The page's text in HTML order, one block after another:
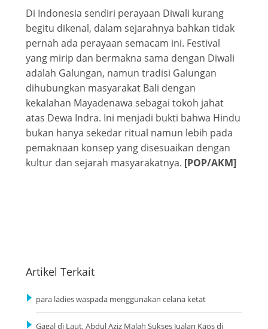
Di Indonesia sendiri perayaan Diwali kurang
begitu dikenal, dalam sejarahnya bahkan tidak
pernah ada perayaan semacam ini. Festival
yang mirip dan bermakna sama dengan Diwali
adalah Galungan, namun tradisi Galungan
dihubungkan masyarakat Bali dengan
kekalahan Mayadenawa sebagai tokoh jahat
atas Dewa Indra. Ini menjadi bukti bahwa Hindu
bukan hanya sekedar ritual namun lebih pada
pemaknaan konsep yang disesuaikan dengan
kultur dan sejarah masyarakatnya. [POP/AKM]
Artikel Terkait
para ladies waspada menggunakan celana ketat
Gagal di Laut, Abdul Aziz Malah Sukses Jualan Kaos di